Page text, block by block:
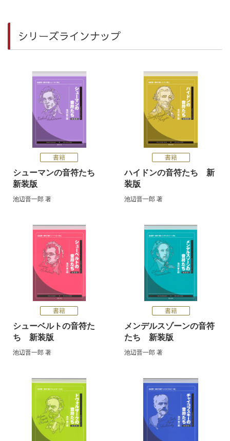
シリーズラインナップ
書籍
シューマンの音符たち
新装版
池辺晋一郎 著
書籍
ハイドンの音符たち 新
装版
池辺晋一郎 著
書籍
シューベルトの音符た
ち 新装版
池辺晋一郎 著
書籍
メンデルスゾーンの音符
たち 新装版
池辺晋一郎 著